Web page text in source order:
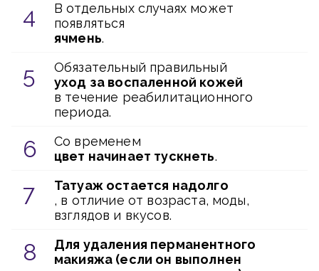
В отдельных случаях может
появляться
ячмень.
Обязательный правильный
уход за воспаленной кожей
в течение реабилитационного
периода.
Со временем
цвет начинает тускнеть.
Татуаж остается надолго
, в отличие от возраста, моды,
взглядов и вкусов.
Для удаления перманентного
макияжа (если он выполнен